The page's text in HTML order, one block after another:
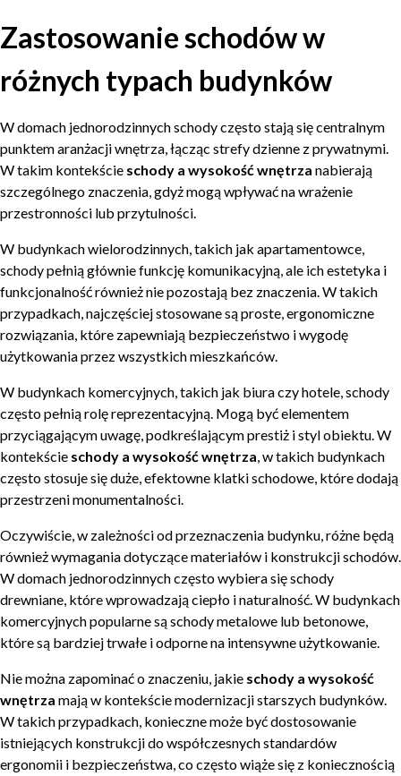
Zastosowanie schodów w
różnych typach budynków
W domach jednorodzinnych schody często stają się centralnym
punktem aranżacji wnętrza, łącząc strefy dzienne z prywatnymi.
W takim kontekście schody a wysokość wnętrza nabierają
szczególnego znaczenia, gdyż mogą wpływać na wrażenie
przestronności lub przytulności.
W budynkach wielorodzinnych, takich jak apartamentowce,
schody pełnią głównie funkcję komunikacyjną, ale ich estetyka i
funkcjonalność również nie pozostają bez znaczenia. W takich
przypadkach, najczęściej stosowane są proste, ergonomiczne
rozwiązania, które zapewniają bezpieczeństwo i wygodę
użytkowania przez wszystkich mieszkańców.
W budynkach komercyjnych, takich jak biura czy hotele, schody
często pełnią rolę reprezentacyjną. Mogą być elementem
przyciągającym uwagę, podkreślającym prestiż i styl obiektu. W
kontekście schody a wysokość wnętrza, w takich budynkach
często stosuje się duże, efektowne klatki schodowe, które dodają
przestrzeni monumentalności.
Oczywiście, w zależności od przeznaczenia budynku, różne będą
również wymagania dotyczące materiałów i konstrukcji schodów.
W domach jednorodzinnych często wybiera się schody
drewniane, które wprowadzają ciepło i naturalność. W budynkach
komercyjnych popularne są schody metalowe lub betonowe,
które są bardziej trwałe i odporne na intensywne użytkowanie.
Nie można zapominać o znaczeniu, jakie schody a wysokość
wnętrza mają w kontekście modernizacji starszych budynków.
W takich przypadkach, konieczne może być dostosowanie
istniejących konstrukcji do współczesnych standardów
ergonomii i bezpieczeństwa, co często wiąże się z koniecznością